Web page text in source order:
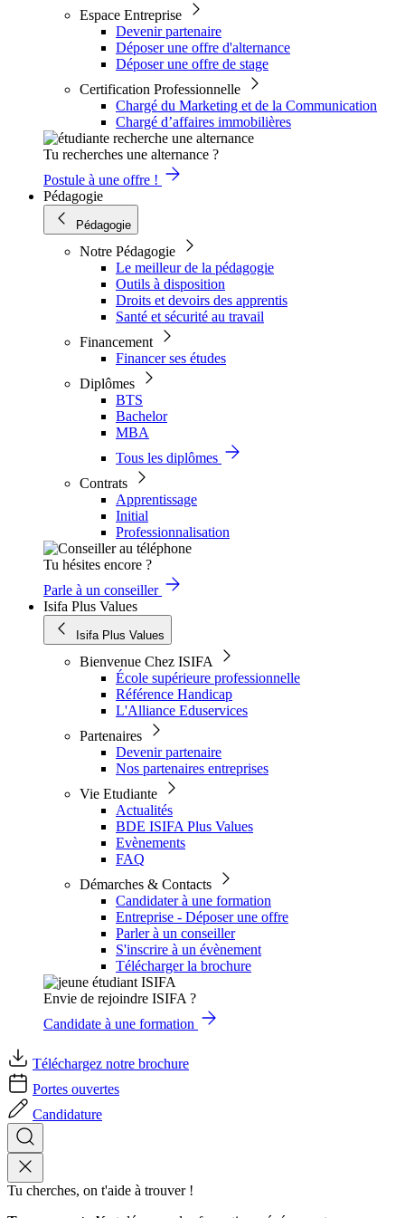
Espace Entreprise
Devenir partenaire
Déposer une offre d'alternance
Déposer une offre de stage
Certification Professionnelle
Chargé du Marketing et de la Communication
Chargé d’affaires immobilières
Tu recherches une alternance ?
Postule à une offre !
Pédagogie
Pédagogie
Notre Pédagogie
Le meilleur de la pédagogie
Outils à disposition
Droits et devoirs des apprentis
Santé et sécurité au travail
Financement
Financer ses études
Diplômes
BTS
Bachelor
MBA
Tous les diplômes
Contrats
Apprentissage
Initial
Professionnalisation
Tu hésites encore ?
Parle à un conseiller
Isifa Plus Values
Isifa Plus Values
Bienvenue Chez ISIFA
École supérieure professionnelle
Référence Handicap
L'Alliance Eduservices
Partenaires
Devenir partenaire
Nos partenaires entreprises
Vie Etudiante
Actualités
BDE ISIFA Plus Values
Evènements
FAQ
Démarches & Contacts
Candidater à une formation
Entreprise - Déposer une offre
Parler à un conseiller
S'inscrire à un évènement
Télécharger la brochure
Envie de rejoindre ISIFA ?
Candidate à une formation
Téléchargez notre brochure
Portes ouvertes
Candidature
Tu cherches, on t'aide à trouver !